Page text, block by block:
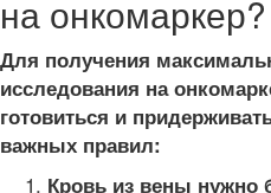
на онкомаркер?
Для получения
исследования на
готовиться и
важных правил:
Кровь из вены нужно